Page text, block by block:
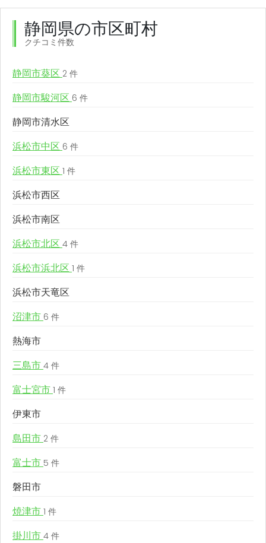
静岡県の市区町村
クチコミ件数
静岡市葵区 2 件
静岡市駿河区 6 件
静岡市清水区
浜松市中区 6 件
浜松市東区 1 件
浜松市西区
浜松市南区
浜松市北区 4 件
浜松市浜北区 1 件
浜松市天竜区
沼津市 6 件
熱海市
三島市 4 件
富士宮市 1 件
伊東市
島田市 2 件
富士市 5 件
磐田市
焼津市 1 件
掛川市 4 件